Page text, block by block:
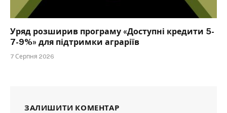
Уряд розширив програму «Доступні кредити 5-
7-9%» для підтримки аграріїв
7 Серпня 2026
ЗАЛИШИТИ КОМЕНТАР